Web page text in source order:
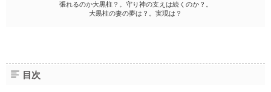
張れるのか大黒柱？。守り神の支えは続くのか？。
大黒柱の妻の夢は？。実現は？
目次